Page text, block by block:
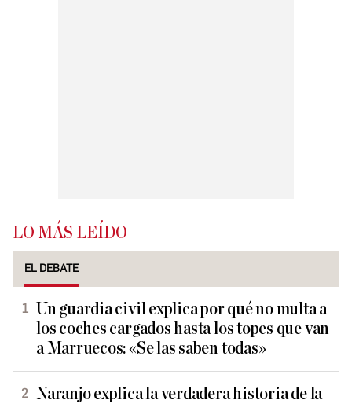
LO MÁS LEÍDO
EL DEBATE
Un guardia civil explica por qué no multa a
los coches cargados hasta los topes que van
a Marruecos: «Se las saben todas»
Naranjo explica la verdadera historia de la